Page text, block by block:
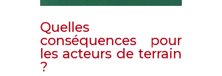
Quelles
conséquences pour
les acteurs de terrain
?